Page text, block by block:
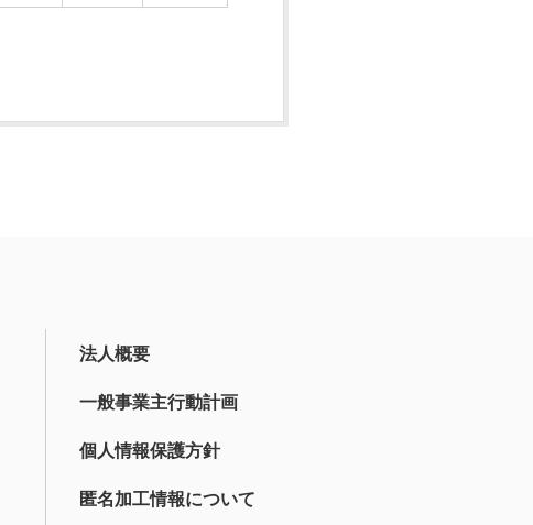
法人概要
一般事業主行動計画
個人情報保護方針
匿名加工情報について